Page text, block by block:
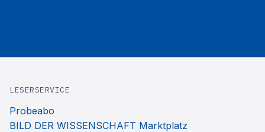
LESERSERVICE
Probeabo
BILD DER WISSENSCHAFT Marktplatz